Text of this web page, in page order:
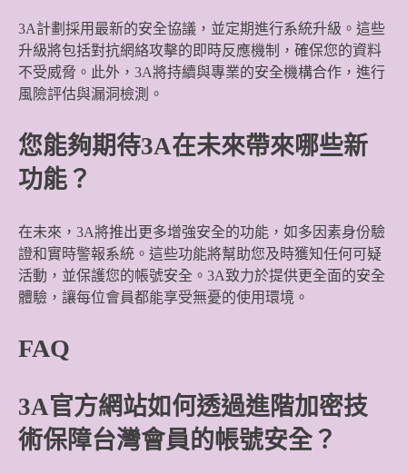
3A計劃採用最新的安全協議，並定期進行系統升級。這些
升級將包括對抗網絡攻擊的即時反應機制，確保您的資料
不受威脅。此外，3A將持續與專業的安全機構合作，進行
風險評估與漏洞檢測。
您能夠期待3A在未來帶來哪些新
功能？
在未來，3A將推出更多增強安全的功能，如多因素身份驗
證和實時警報系統。這些功能將幫助您及時獲知任何可疑
活動，並保護您的帳號安全。3A致力於提供更全面的安全
體驗，讓每位會員都能享受無憂的使用環境。
FAQ
3A官方網站如何透過進階加密技
術保障台灣會員的帳號安全？